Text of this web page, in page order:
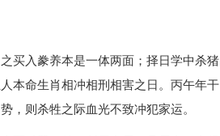
买入豢养本是一体两面；择日学中杀猪
本命生肖相冲相刑相害之日。丙午年干
，则杀牲之际血光不致冲犯家运。